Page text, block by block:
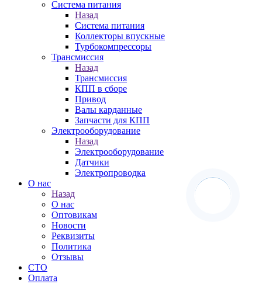
Система питания
Назад
Система питания
Коллекторы впускные
Турбокомпрессоры
Трансмиссия
Назад
Трансмиссия
КПП в сборе
Привод
Валы карданные
Запчасти для КПП
Электрооборудование
Назад
Электрооборудование
Датчики
Электропроводка
О нас
Назад
О нас
Оптовикам
Новости
Реквизиты
Политика
Отзывы
СТО
Оплата